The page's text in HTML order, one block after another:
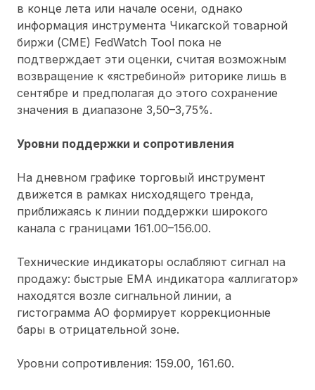
в конце лета или начале осени, однако
информация инструмента Чикагской товарной
биржи (CME) FedWatch Tool пока не
подтверждает эти оценки, считая возможным
возвращение к «ястребиной» риторике лишь в
сентябре и предполагая до этого сохранение
значения в диапазоне 3,50–3,75%.
Уровни поддержки и сопротивления
На дневном графике торговый инструмент
движется в рамках нисходящего тренда,
приближаясь к линии поддержки широкого
канала с границами 161.00–156.00.
Технические индикаторы ослабляют сигнал на
продажу: быстрые ЕМА индикатора «аллигатор»
находятся возле сигнальной линии, а
гистограмма АО формирует коррекционные
бары в отрицательной зоне.
Уровни сопротивления: 159.00, 161.60.